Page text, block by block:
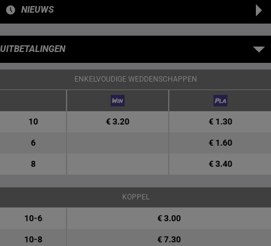
NIEUWS
UITBETALINGEN
ENKELVOUDIGE WEDDENSCHAPPEN
10 € 3.20 € 1.30
6 € 1.60
8 € 3.40
KOPPEL
10-6 € 3.00
10-8 € 7.30